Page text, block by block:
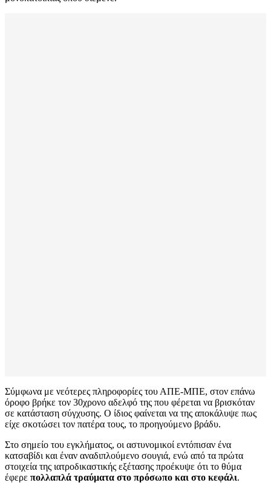
Σύμφωνα με νεότερες πληροφορίες του ΑΠΕ-ΜΠΕ, στον επάνω
όροφο βρήκε τον 30χρονο αδελφό της που φέρεται να βρισκόταν
σε κατάσταση σύγχυσης. Ο ίδιος φαίνεται να της αποκάλυψε πως
είχε σκοτώσει τον πατέρα τους, το προηγούμενο βράδυ.
Στο σημείο του εγκλήματος, οι αστυνομικοί εντόπισαν ένα
κατσαβίδι και έναν αναδιπλούμενο σουγιά, ενώ από τα πρώτα
στοιχεία της ιατροδικαστικής εξέτασης προέκυψε ότι το θύμα
έφερε πολλαπλά τραύματα στο πρόσωπο και στο κεφάλι.